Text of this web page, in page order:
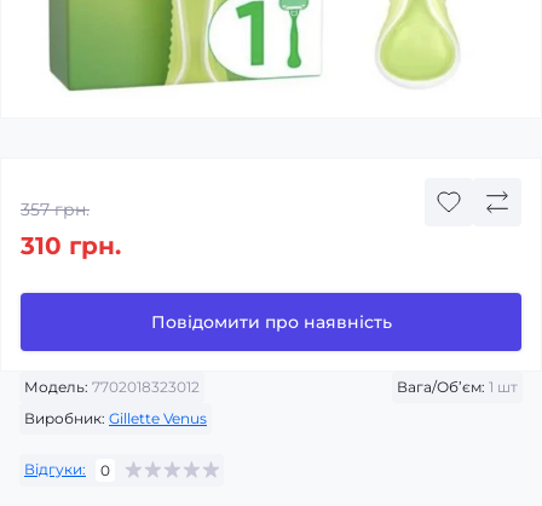
Модель: 7702018323012 Вага/Об’єм: 1 шт
Виробник: Gillette Venus
Відгуки: 0
357 грн.
310 грн.
Повідомити про наявність